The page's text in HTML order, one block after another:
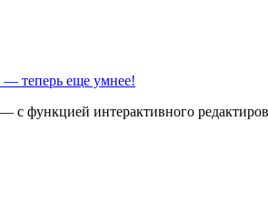
теперь еще умнее!
с функцией интерактивного